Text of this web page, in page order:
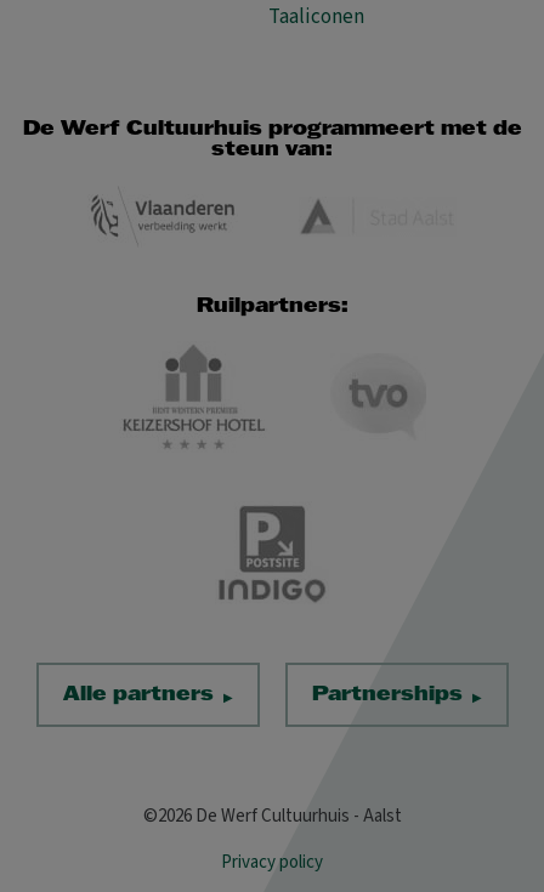
Taaliconen
De Werf Cultuurhuis programmeert met de
steun van:
Ruilpartners:
Alle partners Partnerships
©2026 De Werf Cultuurhuis - Aalst
Privacy policy